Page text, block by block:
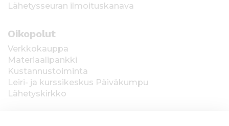
Lähetysseuran ilmoituskanava
Oikopolut
Verkkokauppa
Materiaalipankki
Kustannustoiminta
Leiri- ja kurssikeskus Päiväkumpu
Lähetyskirkko